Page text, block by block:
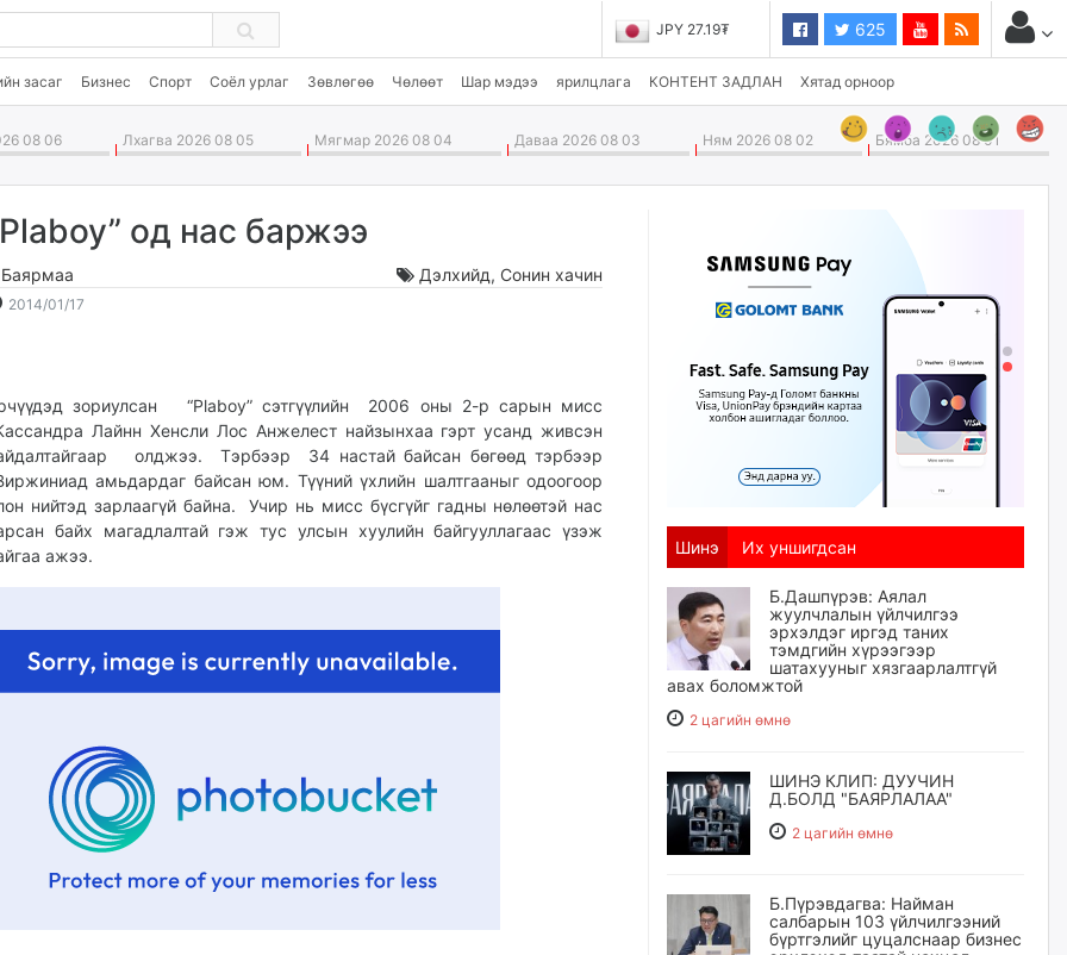
JPY 27.19₮ 625
засаг Бизнес Спорт Соёл урлаг Зөвлөгөө Чөлөөт Шар мэдээ ярилцлага КОНТЕНТ ЗАДЛАН Хятад орноор
08 06 Лхагва 2026 08 05 Мягмар 2026 08 04 Даваа 2026 08 03 Ням 2026 08 02 Бямба 2026 08 01
од нас баржээ
Дэлхийд, Сонин хачин
2014/01/17
зориулсан “Plaboy” сэтгүүлийн 2006 оны 2-р сарын мисс
Лайнн Хенсли Лос Анжелест найзынхаа гэрт усанд живсэн
олджээ. Тэрбээр 34 настай байсан бөгөөд тэрбээр
амьдардаг байсан юм. Түүний үхлийн шалтгааныг одоогоор
нийтэд зарлаагүй байна. Учир нь мисс бүсгүйг гадны нөлөөтэй нас
байх магадлалтай гэж тус улсын хуулийн байгууллагаас үзэж
ажээ.
Шинэ Их уншигдсан
Б.Дашпүрэв: Аялал
жуулчлалын үйлчилгээ
эрхэлдэг иргэд таних
тэмдгийн хүрээгээр
шатахууныг хязгаарлалтгүй
авах боломжтой
2 цагийн өмнө
ШИНЭ КЛИП: ДУУЧИН
Д.БОЛД "БАЯРЛАЛАА"
2 цагийн өмнө
Б.Пүрэвдагва: Найман
салбарын 103 үйлчилгээний
бүртгэлийг цуцалснаар бизнес